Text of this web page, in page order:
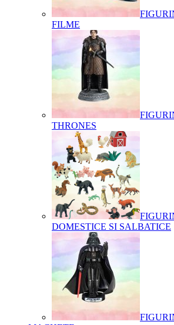
FILME
THRONES
DOMESTICE SI SALBATICE